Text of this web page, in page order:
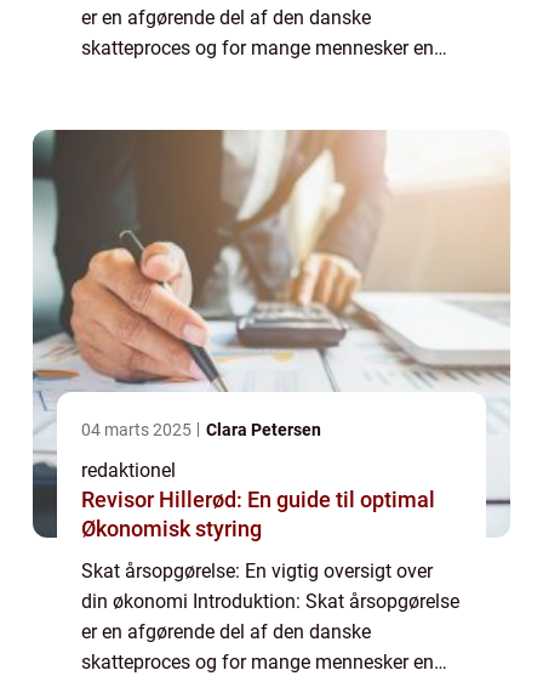
er en afgørende del af den danske
skatteproces og for mange mennesker en
04 marts 2025 Clara Petersen
redaktionel
Revisor Hillerød: En guide til optimal
Økonomisk styring
Skat årsopgørelse: En vigtig oversigt over
din økonomi Introduktion: Skat årsopgørelse
er en afgørende del af den danske
skatteproces og for mange mennesker en